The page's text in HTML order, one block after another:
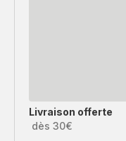
Livraison offerte
dès 30€